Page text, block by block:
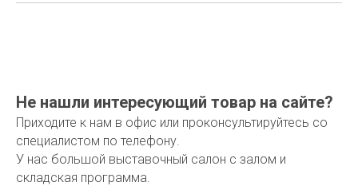
Не нашли интересующий товар на сайте?
Приходите к нам в офис или проконсультируйтесь со
специалистом по телефону.
У нас большой выставочный салон с залом и
складская программа.